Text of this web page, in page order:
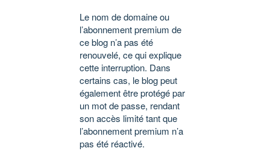
Le nom de domaine ou
l’abonnement premium de
ce blog n’a pas été
renouvelé, ce qui explique
cette interruption. Dans
certains cas, le blog peut
également être protégé par
un mot de passe, rendant
son accès limité tant que
l’abonnement premium n’a
pas été réactivé.